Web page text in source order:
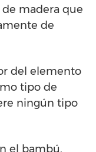
madera que
de
del elemento
tipo de
ningún tipo
el bambú,